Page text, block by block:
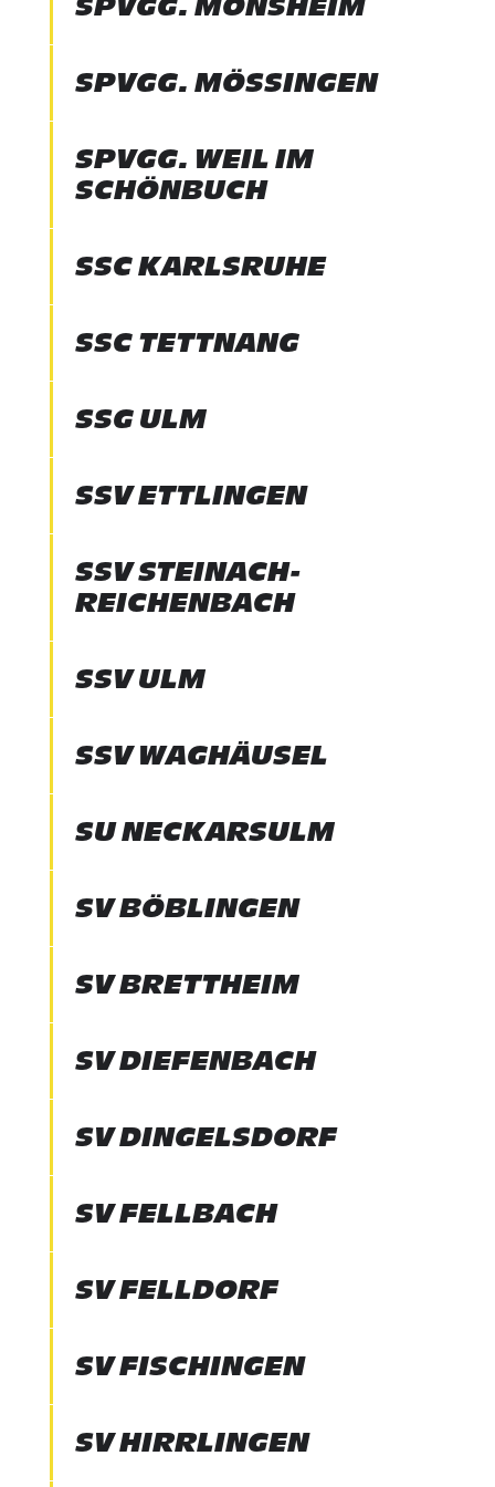
SPVGG. MÖSSINGEN
SPVGG. WEIL IM
SCHÖNBUCH
SSC KARLSRUHE
SSC TETTNANG
SSG ULM
SSV ETTLINGEN
SSV STEINACH-
REICHENBACH
SSV ULM
SSV WAGHÄUSEL
SU NECKARSULM
SV BÖBLINGEN
SV BRETTHEIM
SV DIEFENBACH
SV DINGELSDORF
SV FELLBACH
SV FELLDORF
SV FISCHINGEN
SV HIRRLINGEN